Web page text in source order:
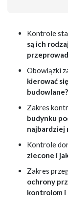
Kontrole
są ich
Obowiązki
kierować
budowlane?
Zakres
budynku
najbardziej
Kontrole
zlecone i
Zakres
ochrony
kontrolom i